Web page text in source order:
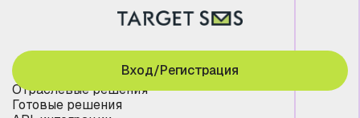
Отраслевые решения
Готовые решения
Вход/Регистрация